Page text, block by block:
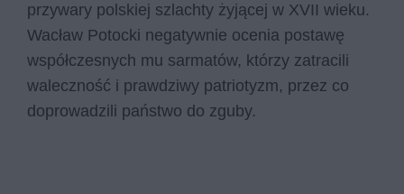
przywary polskiej szlachty żyjącej w XVII wieku.
Wacław Potocki negatywnie ocenia postawę
współczesnych mu sarmatów, którzy zatracili
waleczność i prawdziwy patriotyzm, przez co
doprowadzili państwo do zguby.